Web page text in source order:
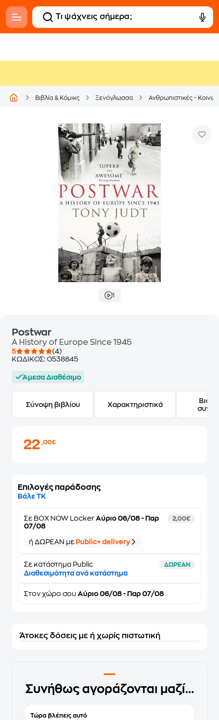
Βιβλία & Κόμικς Ξενόγλωσσα Ανθρωπιστικές -
1
Postwar
A History of Europe Since 1945
5
(4)
ΚΩΔΙΚΟΣ: 0538845
Άμεσα Διαθέσιμο
Σύνοψη βιβλίου Χαρακτηριστικά
22,00€
Επιλογές παράδοσης
Βάλε ΤΚ
Σε BOX NOW Locker Αύριο 06/08 - Παρ
07/08
2,00€
ή ΔΩΡΕΑΝ με Public+ delivery
Σε κατάστημα Public ΔΩΡΕΑΝ
Διαθεσιμότητα ανά κατάστημα
Στον χώρο σου Αύριο 06/08 - Παρ 07/08
Άτοκες δόσεις με ή χωρίς πιστωτική
Συνήθως αγοράζονται μαζί...
Τώρα βλέπεις αυτό